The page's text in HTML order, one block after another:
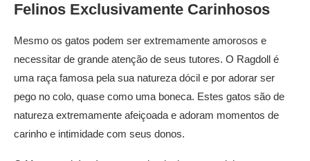
Felinos Exclusivamente Carinhosos
Mesmo os gatos podem ser extremamente amorosos e
necessitar de grande atenção de seus tutores. O Ragdoll é
uma raça famosa pela sua natureza dócil e por adorar ser
pego no colo, quase como uma boneca. Estes gatos são de
natureza extremamente afeiçoada e adoram momentos de
carinho e intimidade com seus donos.